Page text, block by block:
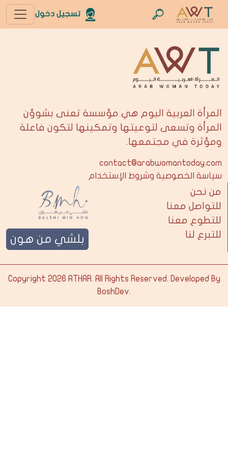
تسجيل دخول
المرأة العربية اليوم هي مؤسسة تعنى بشوؤن
المرأة وتسعى لتوعيتها وتمكينها لتكون فاعلة
ومؤثرة في مجتمعها.
contact@arabwomantoday.com
سياسة الخصوصية وشروط الإستخدام
من نحن
للتواصل معنا
للتطوع معنا
للتبرع لنا
بلشي من هون
Copyright 2026 ATHAR. All Rights Reserved. Developed By
BoshDev.